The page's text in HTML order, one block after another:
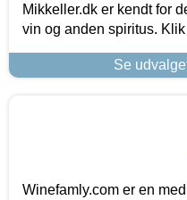
Mikkeller.dk er kendt for
vin og anden spiritus.
Se
Winefamly.com er en